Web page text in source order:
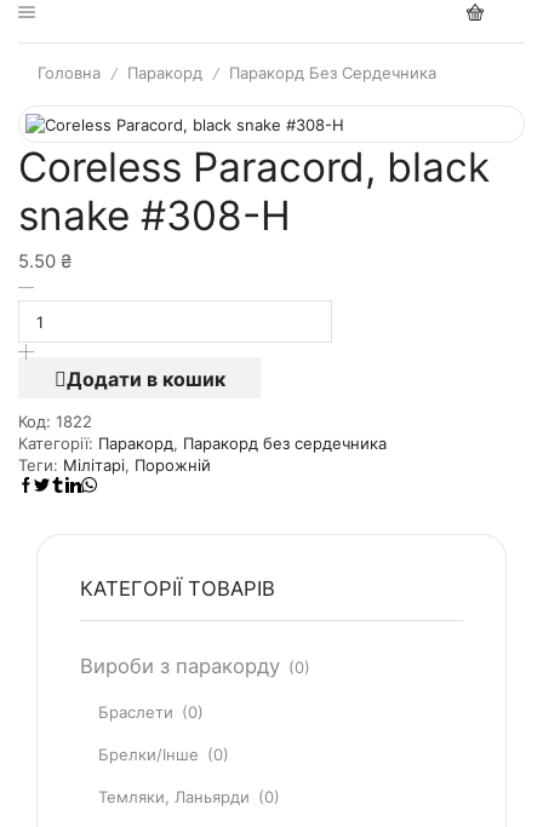
Головна / Паракорд / Паракорд Без Сердечника
Coreless Paracord, black
snake #308-H
5.50 ₴
Додати в кошик
Код: 1822
Категорії: Паракорд, Паракорд без сердечника
Теги: Мілітарі, Порожній
КАТЕГОРІЇ ТОВАРІВ
Вироби з паракорду (0)
Браслети (0)
Брелки/Інше (0)
Темляки, Ланьярди (0)